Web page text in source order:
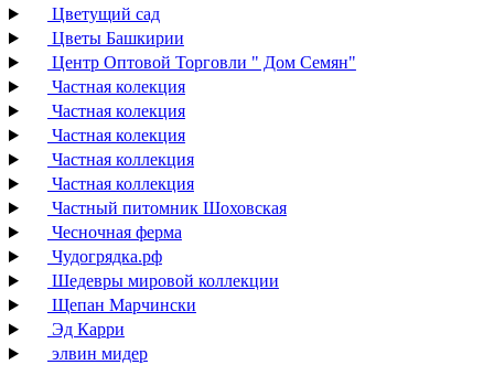
Цветущий сад
Цветы Башкирии
Центр Оптовой Торговли " Дом Семян"
Частная колекция
Частная колекция
Частная колекция
Частная коллекция
Частная коллекция
Частный питомник Шоховская
Чесночная ферма
Чудогрядка.рф
Шедевры мировой коллекции
Щепан Марчински
Эд Карри
элвин мидер